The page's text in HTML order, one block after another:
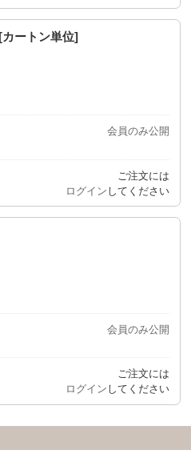
ートン単位]
会員のみ公開
ご注文には
ログイン してください
会員のみ公開
ご注文には
ログイン してください